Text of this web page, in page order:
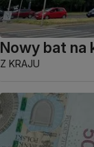
Nowy bat
Z KRAJU